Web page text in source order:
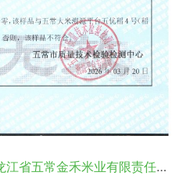
省五常金禾米业有限责任公司